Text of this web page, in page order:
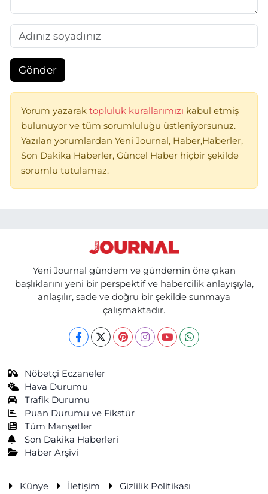
Gönder
Yorum yazarak topluluk kurallarımızı kabul etmiş
bulunuyor ve tüm sorumluluğu üstleniyorsunuz.
Yazılan yorumlardan Yeni Journal, Haber,Haberler,
Son Dakika Haberler, Güncel Haber hiçbir şekilde
sorumlu tutulamaz.
Yeni Journal gündem ve gündemin öne çıkan
başlıklarını yeni bir perspektif ve habercilik anlayışıyla,
anlaşılır, sade ve doğru bir şekilde sunmaya
çalışmaktadır.
Nöbetçi Eczaneler
Hava Durumu
Trafik Durumu
Puan Durumu ve Fikstür
Tüm Manşetler
Son Dakika Haberleri
Haber Arşivi
Künye İletişim Gizlilik Politikası